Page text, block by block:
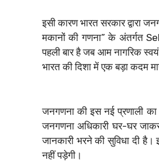
इसी कारण भारत सरकार
मकानों की गणना” के अंतर्गत
पहली बार है जब आम नागरिक
भारत की दिशा में एक बड़ा कदम
जनगणना की इस नई प्रणाली का
जनगणना अधिकारी घर-घर
जानकारी भरने की सुविधा दी
नहीं पड़ेगी।